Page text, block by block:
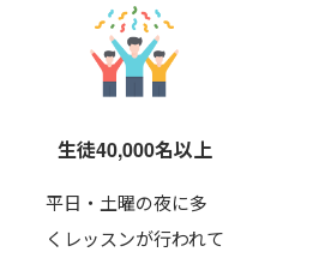
生徒40,000名以上
平日・土曜の夜に多
くレッスンが行われて